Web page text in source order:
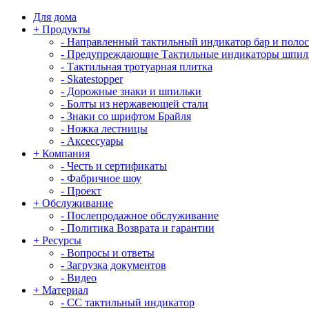
Для дома
+ Продукты
- Направленный тактильный индикатор бар и
- Предупреждающие Тактильные индикаторы
- Тактильная тротуарная плитка
- Skatestopper
- Дорожные знаки и шпильки
- Болты из нержавеющей стали
- Знаки со шрифтом Брайля
- Ножка лестницы
- Аксессуары
+ Компания
- Честь и сертификаты
- Фабричное шоу
- Проект
+ Обслуживание
- Послепродажное обслуживание
- Политика Возврата и гарантии
+ Ресурсы
- Вопросы и ответы
- Загрузка документов
- Видео
+ Материал
- СС тактильный индикатор